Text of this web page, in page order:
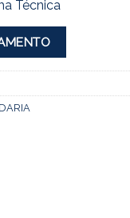
Técnica